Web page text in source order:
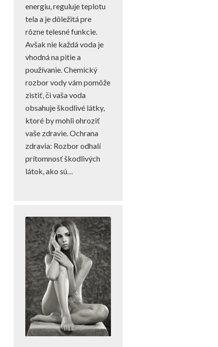
energiu, reguluje teplotu
tela a je dôležitá pre
rôzne telesné funkcie.
Avšak nie každá voda je
vhodná na pitie a
používanie. Chemický
rozbor vody vám pomôže
zistiť, či vaša voda
obsahuje škodlivé látky,
ktoré by mohli ohroziť
vaše zdravie. Ochrana
zdravia: Rozbor odhalí
prítomnosť škodlivých
látok, ako sú…